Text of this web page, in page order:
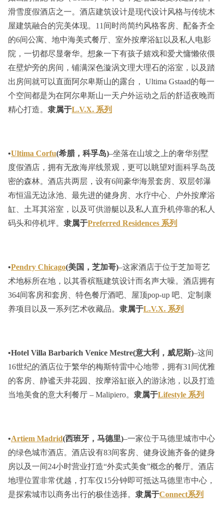
滑雪度假酒店之一。酒店建筑设计是现代设计风格与传统木
屋建筑融合的完美体现。11间时尚简约风格客房、配备齐全
的6间公寓、地中海美式餐厅、室外按摩浴缸以及私人电影
院，一切都尽显奢华。想象一下有孩子嬉戏和爱犬慵懒依偎
在壁炉旁的房间，铺满深色漩涡文理大理石的浴室，以及踏
出房间就可以直面阿尔卑斯山的露台， Ultima Gstaad的每一
个空间都是为在阿尔卑斯山一天户外运动之后的舒适夜晚而
精心打造。 隶属于L.V.X. 系列
•Ultima Corfu(希腊，科孚岛)–坐落在山坡之上的奢华别墅
度假酒店，拥有无敌海岸线景观，更可以眺望对面科孚岛茂
密的森林。酒店共两层，设有6间豪华海景套房、双层邻瀑
布恒温无边泳池、最先进的健身房、水疗中心、户外按摩浴
缸、土耳其浴室，以及可供游艇以及私人直升机停靠的私人
码头和停机坪。 隶属于Preferred Residences 系列
•Pendry Chicago(美国，芝加哥)–这家酒店于位于芝加哥艺
术地标所在地，以其香槟瓶建筑设计而名声大噪。酒店拥有
364间客房和套房、特色餐厅酒吧、屋顶pop-up 吧、定制康
养项目以及一系列艺术收藏品。 隶属于L.V.X. 系列
•Hotel Villa Barbarich Venice Mestre(意大利，威尼斯)–这间
16世纪的酒店位于繁华的梅斯特雷中心地带，拥有31间优雅
的客房、静谧天井花园、按摩浴缸嵌入的游泳池，以及打造
当地美食的意大利餐厅 – Malipiero。 隶属于Lifestyle 系列
•Artiem Madrid(西班牙，马德里)–一家位于马德里城市中心
的绿色城市酒店。酒店设有83间客房、健身设施齐备的健身
房以及一间24小时营业打造“外卖式美食”概念的餐厅。酒店
地理位置非常优越，打车仅15分钟即可抵达马德里市中心，
是探索城市以商务出行的极佳选择。 隶属于Connect系列